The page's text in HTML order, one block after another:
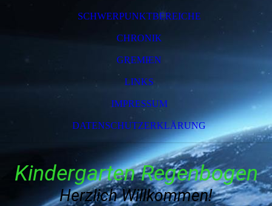
SCHWERPUNKTBEREICHE
CHRONIK
GREMIEN
LINKS
IMPRESSUM
DATENSCHUTZERKLÄRUNG
Kindergarten Regenbogen
Herzlich Willkommen!